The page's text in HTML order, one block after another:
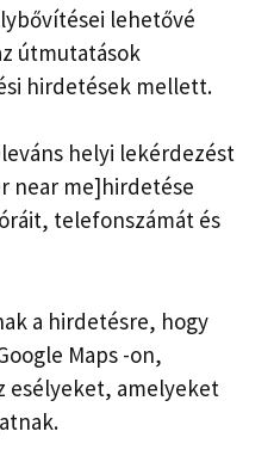
lehetővé
útmutatások
hirdetések mellett.
helyi lekérdezést
near me]hirdetése
telefonszámát és
a hirdetésre, hogy
Maps -on,
esélyeket, amelyeket